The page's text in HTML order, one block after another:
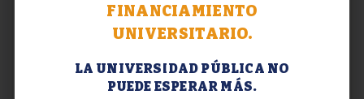
FINANCIAMIENTO
UNIVERSITARIO.
LA UNIVERSIDAD PÚBLICA NO
PUEDE ESPERAR MÁS.